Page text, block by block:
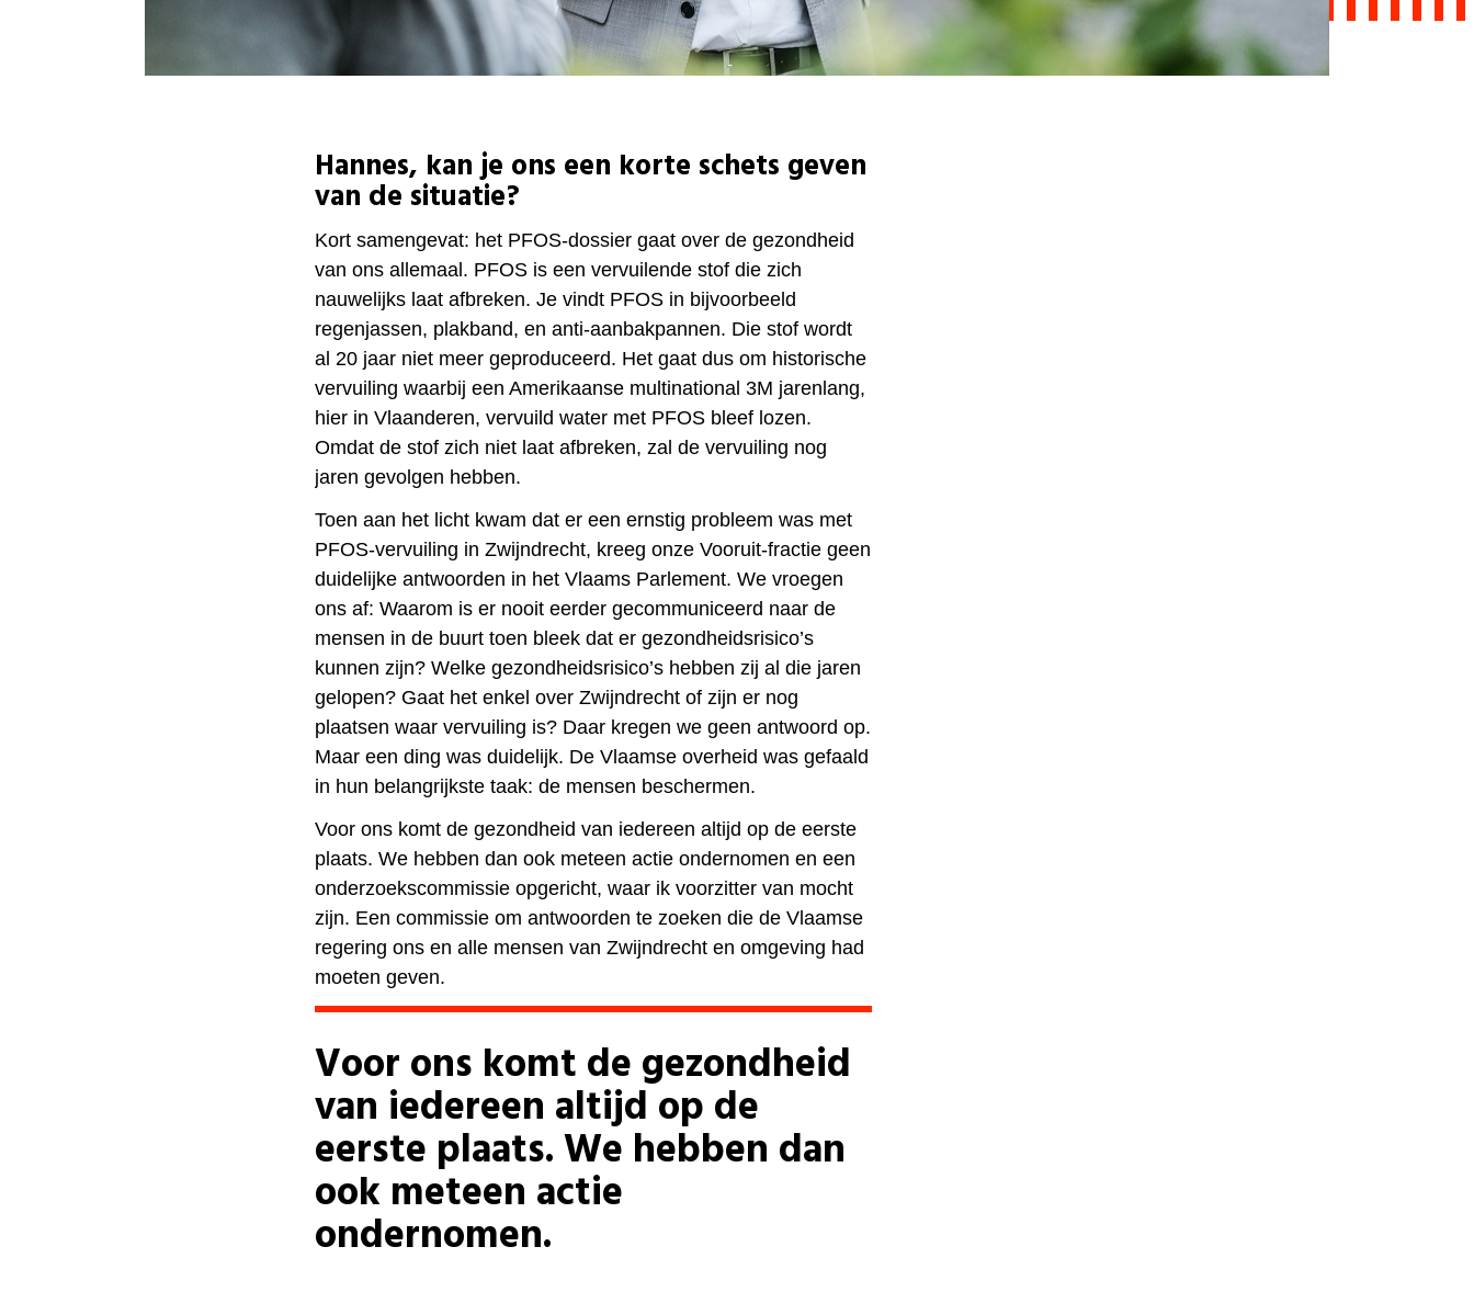
Hannes, kan je ons een korte schets geven
van de situatie?
Kort samengevat: het PFOS-dossier gaat over de gezondheid
van ons allemaal. PFOS is een vervuilende stof die zich
nauwelijks laat afbreken. Je vindt PFOS in bijvoorbeeld
regenjassen, plakband, en anti-aanbakpannen. Die stof wordt
al 20 jaar niet meer geproduceerd. Het gaat dus om historische
vervuiling waarbij een Amerikaanse multinational 3M jarenlang,
hier in Vlaanderen, vervuild water met PFOS bleef lozen.
Omdat de stof zich niet laat afbreken, zal de vervuiling nog
jaren gevolgen hebben.
Toen aan het licht kwam dat er een ernstig probleem was met
PFOS-vervuiling in Zwijndrecht, kreeg onze Vooruit-fractie geen
duidelijke antwoorden in het Vlaams Parlement. We vroegen
ons af: Waarom is er nooit eerder gecommuniceerd naar de
mensen in de buurt toen bleek dat er gezondheidsrisico’s
kunnen zijn? Welke gezondheidsrisico’s hebben zij al die jaren
gelopen? Gaat het enkel over Zwijndrecht of zijn er nog
plaatsen waar vervuiling is? Daar kregen we geen antwoord op.
Maar een ding was duidelijk. De Vlaamse overheid was gefaald
in hun belangrijkste taak: de mensen beschermen.
Voor ons komt de gezondheid van iedereen altijd op de eerste
plaats. We hebben dan ook meteen actie ondernomen en een
onderzoekscommissie opgericht, waar ik voorzitter van mocht
zijn. Een commissie om antwoorden te zoeken die de Vlaamse
regering ons en alle mensen van Zwijndrecht en omgeving had
moeten geven.
Voor ons komt de gezondheid
van iedereen altijd op de
eerste plaats. We hebben dan
ook meteen actie
ondernomen.